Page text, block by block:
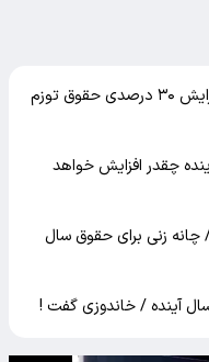
آب پاکی دولت روی دست کارمندان / افزایش ۳۰ درصدی حقوق توزم
چقدر افزایش خواهد
/ چانه زنی برای حقوق سال
آینده / خاندوزی گفت !